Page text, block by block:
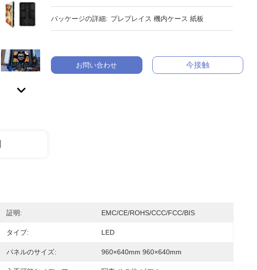
パッケージの詳細: プレプレイス 機内ケース 紙板
お問い合わせ 今接触
証明: EMC/CE/ROHS/CCC/FCC/BIS
タイプ: LED
パネルのサイズ: 960×640mm 960×640mm